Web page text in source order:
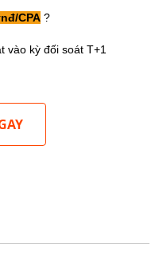
đ/CPA ?
vào kỳ đối soát T+1